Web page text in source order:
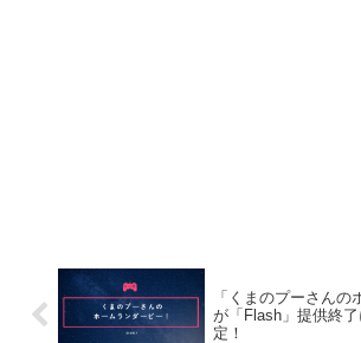
「くまのプーさんの
が「Flash」提供終
定！